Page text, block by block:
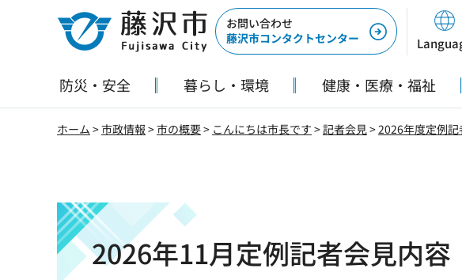
藤沢市
お問い合わせ
藤沢市コンタクトセンター
防災・安全 暮らし・環境 健康・医療・福祉
ホーム >市政情報 >市の概要> こんにちは市長です >記者会見>2026年度定例
2026年11月定例記者会見内容